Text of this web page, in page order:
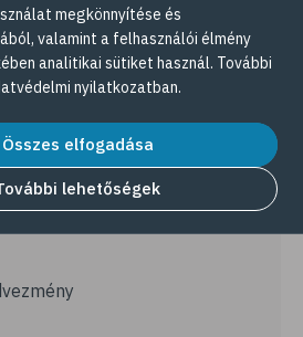
és elérhetőségeit a
oldalon tekintheti meg.
megkönnyítése és
valamint a felhasználói élmény
analitikai sütiket használ. További
nyilatkozatban.
Összes elfogadása
lehetőségek